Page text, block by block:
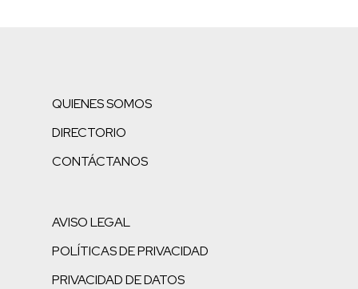
QUIENES SOMOS
DIRECTORIO
CONTÁCTANOS
AVISO LEGAL
POLÍTICAS DE PRIVACIDAD
PRIVACIDAD DE DATOS